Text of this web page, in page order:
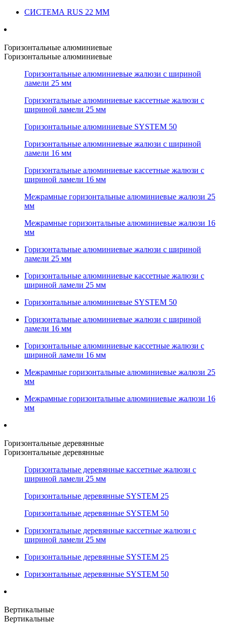
СИСТЕМА RUS 22 ММ
Горизонтальные алюминиевые
Горизонтальные алюминиевые
Горизонтальные алюминиевые жалюзи с шириной
ламели 25 мм
Горизонтальные алюминиевые кассетные жалюзи с
шириной ламели 25 мм
Горизонтальные алюминиевые SYSTEM 50
Горизонтальные алюминиевые жалюзи с шириной
ламели 16 мм
Горизонтальные алюминиевые кассетные жалюзи с
шириной ламели 16 мм
Межрамные горизонтальные алюминиевые жалюзи 25
мм
Межрамные горизонтальные алюминиевые жалюзи 16
мм
Горизонтальные алюминиевые жалюзи с шириной
ламели 25 мм
Горизонтальные алюминиевые кассетные жалюзи с
шириной ламели 25 мм
Горизонтальные алюминиевые SYSTEM 50
Горизонтальные алюминиевые жалюзи с шириной
ламели 16 мм
Горизонтальные алюминиевые кассетные жалюзи с
шириной ламели 16 мм
Межрамные горизонтальные алюминиевые жалюзи 25
мм
Межрамные горизонтальные алюминиевые жалюзи 16
мм
Горизонтальные деревянные
Горизонтальные деревянные
Горизонтальные деревянные кассетные жалюзи с
шириной ламели 25 мм
Горизонтальные деревянные SYSTEM 25
Горизонтальные деревянные SYSTEM 50
Горизонтальные деревянные кассетные жалюзи с
шириной ламели 25 мм
Горизонтальные деревянные SYSTEM 25
Горизонтальные деревянные SYSTEM 50
Вертикальные
Вертикальные